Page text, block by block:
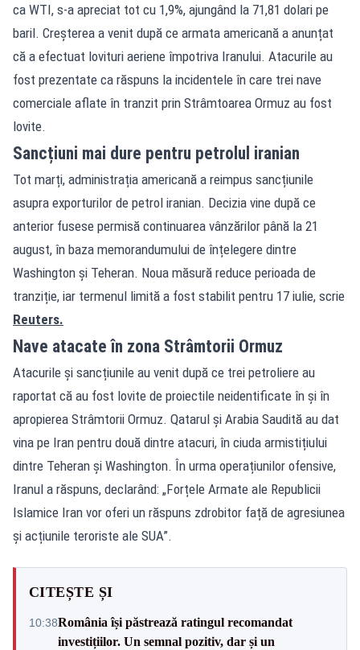
ca WTI, s-a apreciat tot cu 1,9%, ajungând la 71,81 dolari pe
baril. Creșterea a venit după ce armata americană a anunțat
că a efectuat lovituri aeriene împotriva Iranului. Atacurile au
fost prezentate ca răspuns la incidentele în care trei nave
comerciale aflate în tranzit prin Strâmtoarea Ormuz au fost
lovite.
Sancțiuni mai dure pentru petrolul iranian
Tot marți, administrația americană a reimpus sancțiunile
asupra exporturilor de petrol iranian. Decizia vine după ce
anterior fusese permisă continuarea vânzărilor până la 21
august, în baza memorandumului de înțelegere dintre
Washington și Teheran. Noua măsură reduce perioada de
tranziție, iar termenul limită a fost stabilit pentru 17 iulie, scrie
Reuters.
Nave atacate în zona Strâmtorii Ormuz
Atacurile și sancțiunile au venit după ce trei petroliere au
raportat că au fost lovite de proiectile neidentificate în și în
apropierea Strâmtorii Ormuz. Qatarul și Arabia Saudită au dat
vina pe Iran pentru două dintre atacuri, în ciuda armistițiului
dintre Teheran și Washington. În urma operațiunilor ofensive,
Iranul a răspuns, declarând: „Forțele Armate ale Republicii
Islamice Iran vor oferi un răspuns zdrobitor față de agresiunea
și acțiunile teroriste ale SUA”.
CITEȘTE ȘI
10:38România își păstrează ratingul recomandat
investițiilor. Un semnal pozitiv, dar și un